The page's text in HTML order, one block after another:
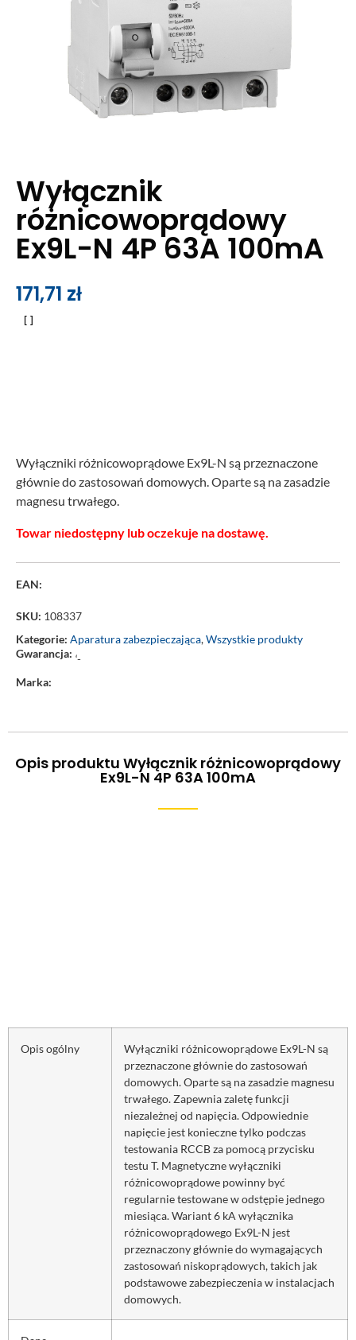
Wyłącznik
różnicowoprądowy
Ex9L-N 4P 63A 100mA
171,71 zł
Wyłączniki różnicowoprądowe Ex9L-N są przeznaczone
głównie do zastosowań domowych. Oparte są na zasadzie
magnesu trwałego.
Towar niedostępny lub oczekuje na dostawę.
EAN:
SKU: 108337
Kategorie: Aparatura zabezpieczająca,Wszystkie produkty
Gwarancja: ‘-
Marka:
Opis produktu Wyłącznik różnicowoprądowy
Ex9L-N 4P 63A 100mA
Opis ogólny
Wyłączniki różnicowoprądowe Ex9L-N są
przeznaczone głównie do zastosowań
domowych. Oparte są na zasadzie magnesu
trwałego. Zapewnia zaletę funkcji
niezależnej od napięcia. Odpowiednie
napięcie jest konieczne tylko podczas
testowania RCCB za pomocą przycisku
testu T. Magnetyczne wyłączniki
różnicowoprądowe powinny być
regularnie testowane w odstępie jednego
miesiąca. Wariant 6 kA wyłącznika
różnicowoprądowego Ex9L-N jest
przeznaczony głównie do wymagających
zastosowań niskoprądowych, takich jak
podstawowe zabezpieczenia w instalacjach
domowych.